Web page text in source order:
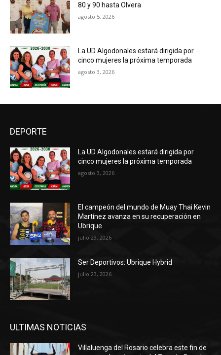
80 y 90 hasta Olvera
agosto 5, 2026
La UD Algodonales estará dirigida por
cinco mujeres la próxima temporada
agosto 3, 2026
DEPORTE
La UD Algodonales estará dirigida por
cinco mujeres la próxima temporada
agosto 3, 2026
El campeón del mundo de Muay Thai Kevin
Martínez avanza en su recuperación en
Ubrique
julio 29, 2026
Ser Deportivos: Ubrique Hybrid
julio 23, 2026
ULTIMAS NOTICIAS
Villaluenga del Rosario celebra este fin de